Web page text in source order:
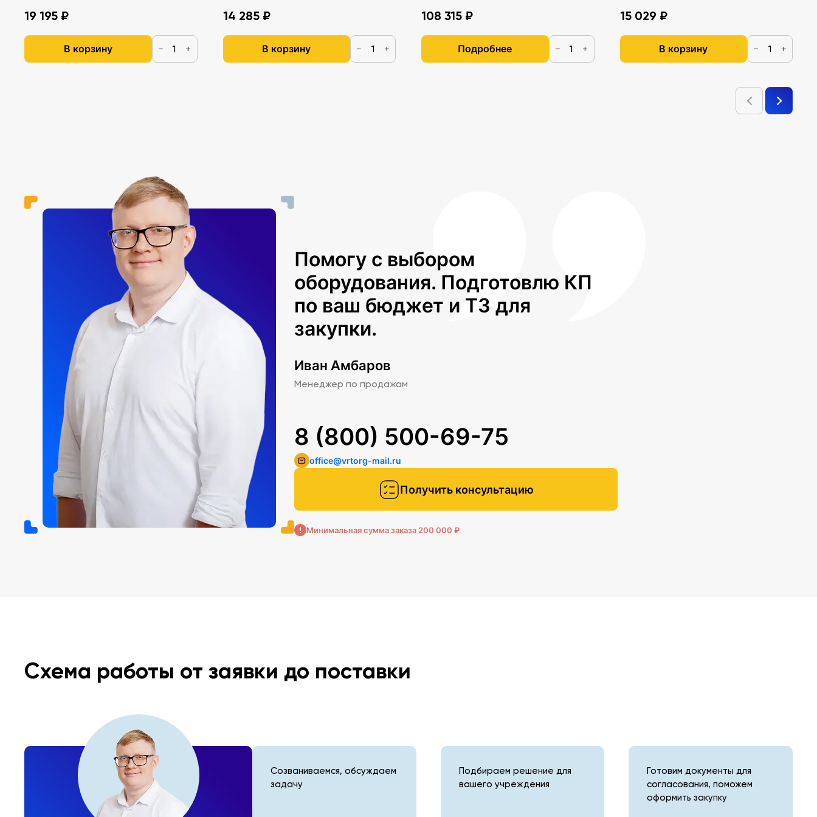
19 195 ₽
В корзину − +
14 285 ₽
В корзину − +
108 315 ₽
Подробнее − +
15 029 ₽
В корзину − +
Помогу с выбором
оборудования. Подготовлю КП
по ваш бюджет и ТЗ для
закупки.
Иван Амбаров
Менеджер по продажам
Получить консультацию
8 (800) 500-69-75
office@vrtorg-mail.ru
Минимальная сумма заказа 200 000 ₽
Схема работы от заявки до поставки
Созваниваемся, обсуждаем
задачу
Подбираем решение для
вашего учреждения
Готовим документы для
согласования, поможем
оформить закупку